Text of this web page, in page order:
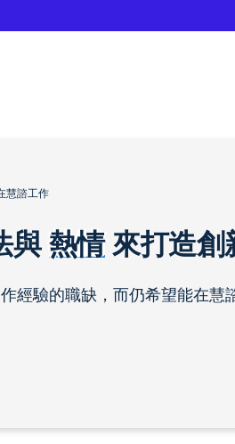
慧諮工作
與 熱情來打造創
經驗的職缺，而仍希望能在慧